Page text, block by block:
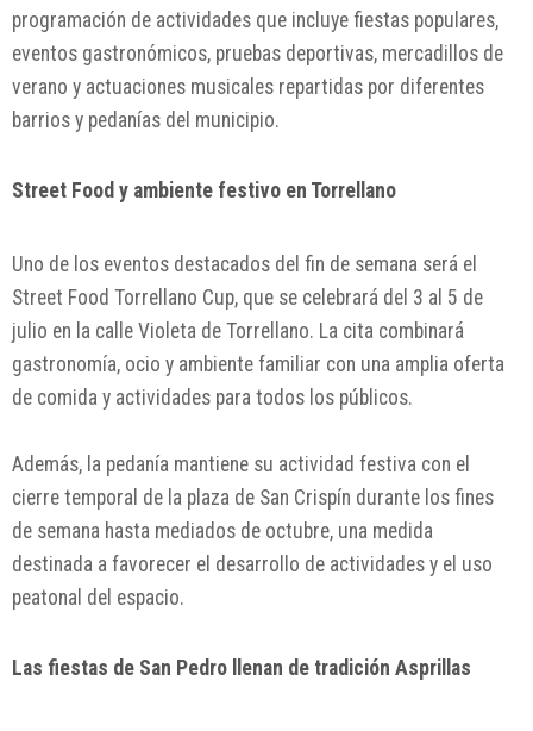
programación de actividades que incluye fiestas populares,
eventos gastronómicos, pruebas deportivas, mercadillos de
verano y actuaciones musicales repartidas por diferentes
barrios y pedanías del municipio.
Street Food y ambiente festivo en Torrellano
Uno de los eventos destacados del fin de semana será el
Street Food Torrellano Cup, que se celebrará del 3 al 5 de
julio en la calle Violeta de Torrellano. La cita combinará
gastronomía, ocio y ambiente familiar con una amplia oferta
de comida y actividades para todos los públicos.
Además, la pedanía mantiene su actividad festiva con el
cierre temporal de la plaza de San Crispín durante los fines
de semana hasta mediados de octubre, una medida
destinada a favorecer el desarrollo de actividades y el uso
peatonal del espacio.
Las fiestas de San Pedro llenan de tradición Asprillas